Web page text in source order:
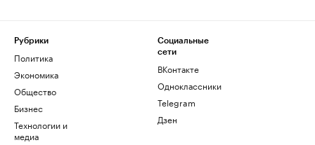
Рубрики
Политика
Экономика
Общество
Бизнес
Технологии и
медиа
Социальные
сети
ВКонтакте
Одноклассники
Telegram
Дзен